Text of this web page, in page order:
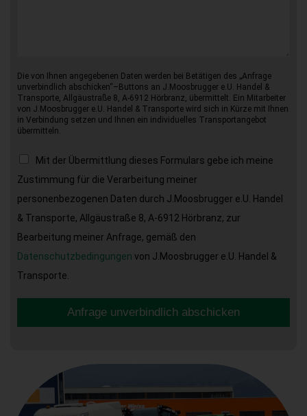
Die von Ihnen angegebenen Daten werden bei Betätigen des „Anfrage
unverbindlich abschicken“–Buttons an J.Moosbrugger e.U. Handel &
Transporte, Allgäustraße 8, A-6912 Hörbranz, übermittelt. Ein Mitarbeiter
von J.Moosbrugger e.U. Handel & Transporte wird sich in Kürze mit Ihnen
in Verbindung setzen und Ihnen ein individuelles Transportangebot
übermitteln.
Mit der Übermittlung dieses Formulars gebe ich meine
Zustimmung für die Verarbeitung meiner
personenbezogenen Daten durch J.Moosbrugger e.U. Handel
& Transporte, Allgäustraße 8, A-6912 Hörbranz, zur
Bearbeitung meiner Anfrage, gemäß den
Datenschutzbedingungen von J.Moosbrugger e.U. Handel &
Transporte.
Anfrage unverbindlich abschicken